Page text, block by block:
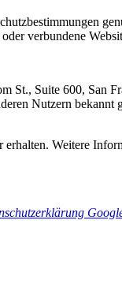
verbundene
St., Suite 600, San
Nutzern bekannt
Weitere